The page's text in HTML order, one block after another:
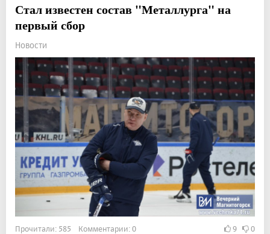
Стал известен состав "Металлурга" на
первый сбор
Новости
Прочитали: 585 Комментарии: 0 9 0